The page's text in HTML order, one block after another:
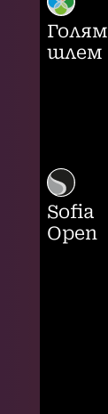
Голям
шлем
Sofia
Open